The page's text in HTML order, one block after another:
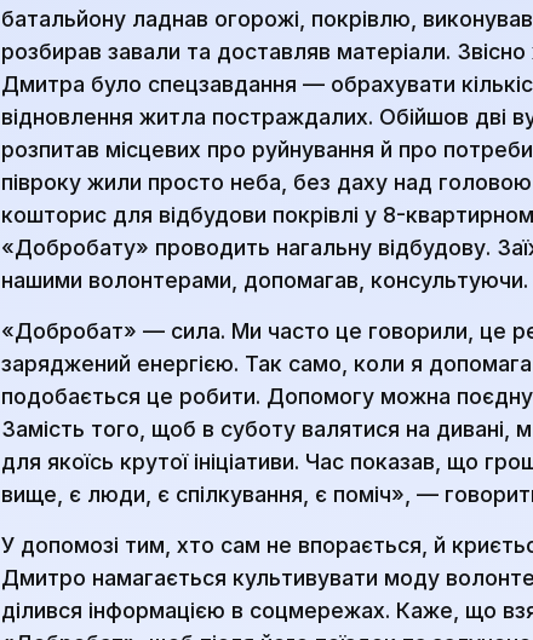
батальйону ладнав огорожі, покрівлю,
розбирав завали та доставляв матеріали. Звісно
Дмитра було спецзавдання — обрахувати
відновлення житла постраждалих. Обійшов дві
розпитав місцевих про руйнування й про
півроку жили просто неба, без даху над
кошторис для відбудови покрівлі у 8-
«Добробату» проводить нагальну відбудову.
нашими волонтерами, допомагав, консультуючи.
«Добробат» — сила. Ми часто це говорили, це
заряджений енергією. Так само, коли я
подобається це робити. Допомогу можна
Замість того, щоб в суботу валятися на
для якоїсь крутої ініціативи. Час показав, що
вище, є люди, є спілкування, є поміч», —
У допомозі тим, хто сам не впорається, й
Дмитро намагається культивувати моду
ділився інформацією в соцмережах. Каже, що